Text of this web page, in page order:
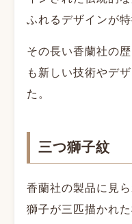
ふれるデザインが特
その長い香蘭社の
も新しい技術やデ
た。
三つ獅子紋
香蘭社の製品に見
獅子が三匹描かれた